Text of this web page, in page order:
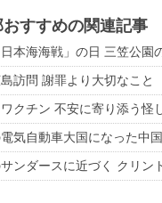
すすめの関連記事
本海海戦」の日 三笠公園
訪問 謝罪より大切なこと
クチン 不安に寄り添う怪
気自動車大国になった中
ンダースに近づく クリン